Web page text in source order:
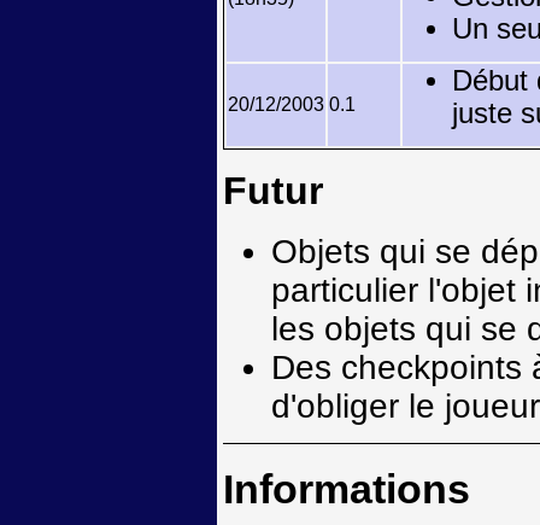
Un
20/12/2003 0.1
Début
juste
Futur
Objets qui se
particulier l'objet
les objets qui se
Des checkpoints
d'obliger le
Informations